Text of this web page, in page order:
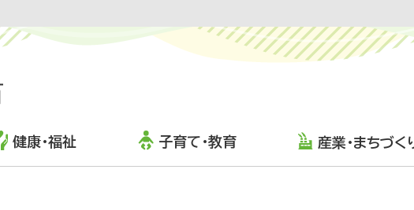
健康・福祉 子育て・教育 産業・まちづく